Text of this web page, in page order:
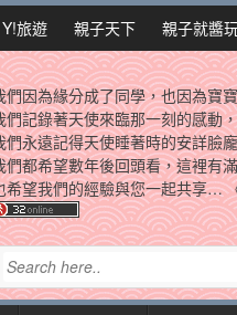
Y!旅遊 親子天下 親子就醬
們因為緣分成了同學，也因為寶
們記錄著天使來臨那一刻的感動
們永遠記得天使睡著時的安詳臉
們都希望數年後回頭看，這裡有
希望我們的經驗與您一起共享…